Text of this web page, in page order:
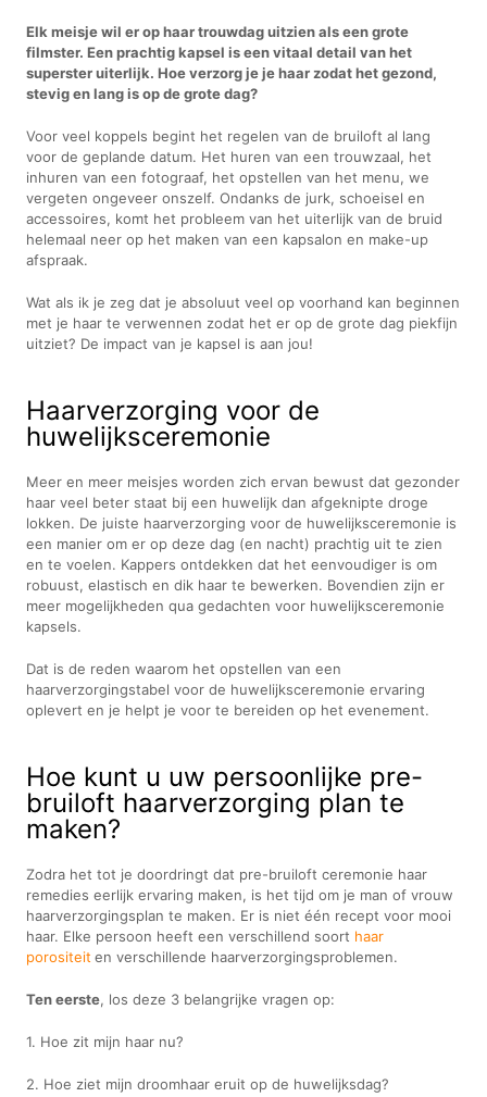
Elk meisje wil er op haar trouwdag uitzien als een grote
filmster. Een prachtig kapsel is een vitaal detail van het
superster uiterlijk. Hoe verzorg je je haar zodat het gezond,
stevig en lang is op de grote dag?
Voor veel koppels begint het regelen van de bruiloft al lang
voor de geplande datum. Het huren van een trouwzaal, het
inhuren van een fotograaf, het opstellen van het menu, we
vergeten ongeveer onszelf. Ondanks de jurk, schoeisel en
accessoires, komt het probleem van het uiterlijk van de bruid
helemaal neer op het maken van een kapsalon en make-up
afspraak.
Wat als ik je zeg dat je absoluut veel op voorhand kan beginnen
met je haar te verwennen zodat het er op de grote dag piekfijn
uitziet? De impact van je kapsel is aan jou!
Haarverzorging voor de
huwelijksceremonie
Meer en meer meisjes worden zich ervan bewust dat gezonder
haar veel beter staat bij een huwelijk dan afgeknipte droge
lokken. De juiste haarverzorging voor de huwelijksceremonie is
een manier om er op deze dag (en nacht) prachtig uit te zien
en te voelen. Kappers ontdekken dat het eenvoudiger is om
robuust, elastisch en dik haar te bewerken. Bovendien zijn er
meer mogelijkheden qua gedachten voor huwelijksceremonie
kapsels.
Dat is de reden waarom het opstellen van een
haarverzorgingstabel voor de huwelijksceremonie ervaring
oplevert en je helpt je voor te bereiden op het evenement.
Hoe kunt u uw persoonlijke pre-
bruiloft haarverzorging plan te
maken?
Zodra het tot je doordringt dat pre-bruiloft ceremonie haar
remedies eerlijk ervaring maken, is het tijd om je man of vrouw
haarverzorgingsplan te maken. Er is niet één recept voor mooi
haar. Elke persoon heeft een verschillend soort haar
porositeit en verschillende haarverzorgingsproblemen.
Ten eerste, los deze 3 belangrijke vragen op:
1. Hoe zit mijn haar nu?
2. Hoe ziet mijn droomhaar eruit op de huwelijksdag?